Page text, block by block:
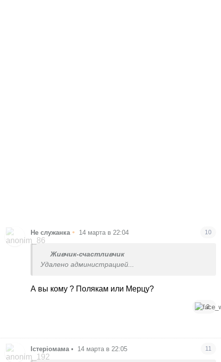
Не служанка • 14 марта в 22:04 10
Живчик-счастливчик
Удалено администрацией...
А вы кому ? Полякам или Мерцу?
2
Істеріомама • 14 марта в 22:05 11